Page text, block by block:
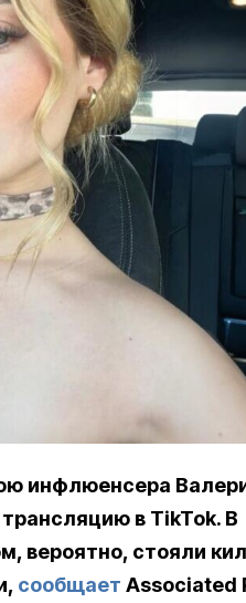
инфлюенсера
трансляцию в TikTok. В
вероятно, стояли
сообщает Associated